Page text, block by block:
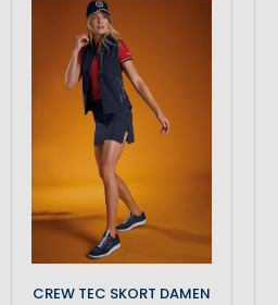
CREW TEC SKORT DAMEN